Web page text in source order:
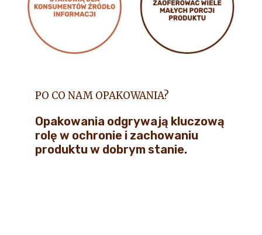
PO CO NAM OPAKOWANIA?
Opakowania odgrywają kluczową
rolę w ochronie i zachowaniu
produktu w dobrym stanie.